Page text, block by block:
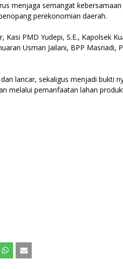
menjaga semangat
perekonomian daerah.
PMD Yudepi, S.E., Kapolsek
Usman Jailani, BPP Masriadi,
lancar, sekaligus menjadi bukti
melalui pemanfaatan lahan